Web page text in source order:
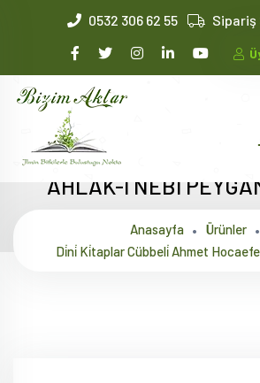
0532 306 62 55 Sipariş
AHLÂK-I NEBÎ
Anasayfa
Ürünler
Di̇ni̇ Ki̇taplar Cübbeli̇ Ahmet